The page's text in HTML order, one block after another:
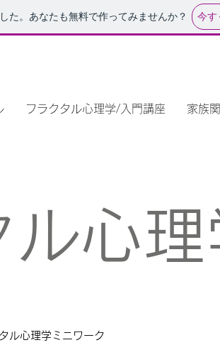
た。あなたも無料で作ってみませんか？ 今す
フラクタル心理学/入門講座 家族
ル心理
ル心理学ミニワーク